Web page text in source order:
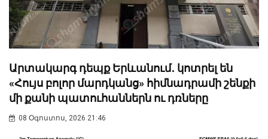
Արտակարգ դեպք Երևանում․ կոտրել են
«Հույս բոլոր մարդկանց» հիմնադրամի շենքի
մի քանի պատուհաններն ու դռները
08 Օգոստոս, 2026 21:46